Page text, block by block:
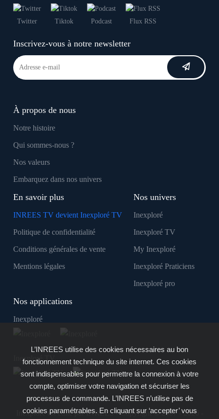
Twitter Tiktok Podcast Flux RSS
Inscrivez-vous à notre newsletter
À propos de nous
Notre histoire
Qui sommes-nous ?
Nos valeurs
Embarquez dans nos univers
En savoir plus
INREES TV devient Inexploré TV
Politique de confidentialité
Conditions générales de vente
Mentions légales
Nos univers
Inexploré
Inexploré TV
My Inexploré
Inexploré Praticiens
Inexploré pro
Nos applications
Inexploré
Inexploré TV
Inexploré est édité par INREES - Copyright © 2007 - 2026 -
L’INREES utilise des cookies nécessaires au bon
fonctionnement technique du site internet. Ces cookies
sont indispensables pour permettre la connexion à votre
compte, optimiser votre navigation et sécuriser les
processus de commande. L’INREES n’utilise pas de
cookies paramétrables. En cliquant sur ‘accepter’ vous